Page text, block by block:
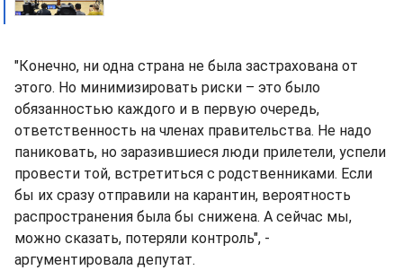
"Конечно, ни одна страна не была застрахована от
этого. Но минимизировать риски – это было
обязанностью каждого и в первую очередь,
ответственность на членах правительства. Не надо
паниковать, но заразившиеся люди прилетели, успели
провести той, встретиться с родственниками. Если
бы их сразу отправили на карантин, вероятность
распространения была бы снижена. А сейчас мы,
можно сказать, потеряли контроль", -
аргументировала депутат.